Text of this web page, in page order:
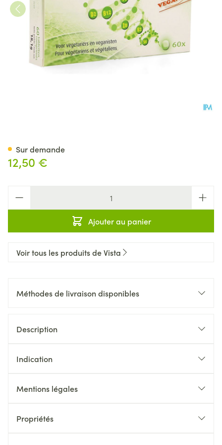
12,50 €
Ajouter au panier
Sur demande
Voir tous les produits de Vista
Méthodes de livraison disponibles
Description
Indication
Mentions légales
Propriétés